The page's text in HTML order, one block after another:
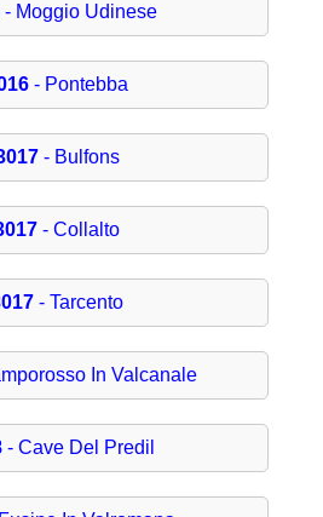
- Moggio Udinese
- Pontebba
- Bulfons
- Collalto
- Tarcento
In Valcanale
- Cave Del Predil